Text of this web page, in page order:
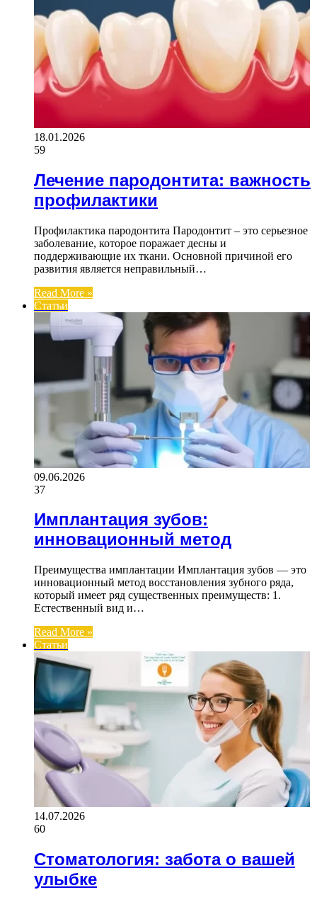
18.01.2026
59
Лечение пародонтита: важность
профилактики
Профилактика пародонтита Пародонтит – это серьезное
заболевание, которое поражает десны и
поддерживающие их ткани. Основной причиной его
развития является неправильный…
Read More »
Статьи
09.06.2026
37
Имплантация зубов:
инновационный метод
Преимущества имплантации Имплантация зубов — это
инновационный метод восстановления зубного ряда,
который имеет ряд существенных преимуществ: 1.
Естественный вид и…
Read More »
Статьи
14.07.2026
60
Стоматология: забота о вашей
улыбке